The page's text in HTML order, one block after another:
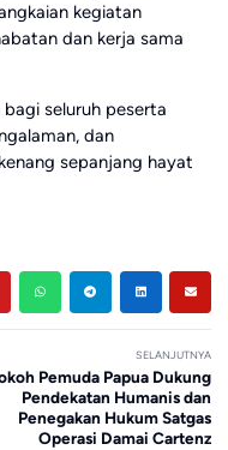
kegiatan
dan kerja sama
bagi seluruh peserta
dan
sepanjang hayat
SELANJUTNYA
Pemuda Papua Dukung
Pendekatan Humanis dan
Penegakan Hukum Satgas
Operasi Damai Cartenz